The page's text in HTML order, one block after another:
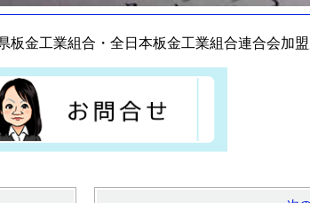
金工業組合・全日本板金工業組合連合会加盟